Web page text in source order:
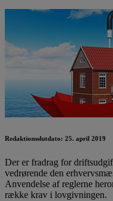
Redaktionsslutdato: 25. april 2019
Der er fradrag for
vedrørende den
Anvendelse af reglerne
række krav i lovgivningen.